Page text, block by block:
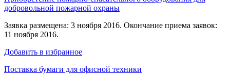
добровольной пожарной охраны
Заявка размещена: 3 ноября 2016. Окончание приема заявок:
11 ноября 2016.
Добавить в избранное
Поставка бумаги для офисной техники